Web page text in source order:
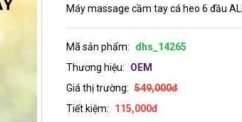
Máy massage cầm tay cá heo 6 đầu
Mã sản phẩm:
dhs_14265
Thương hiệu:
OEM
Giá thị trường: 549,000đ
Tiết kiệm:
115,000đ